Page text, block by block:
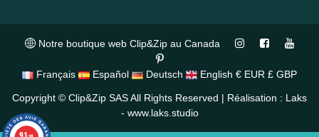
Notre boutique web Clip&Zip au Canada
Français Español Deutsch English € EUR £ GBP
Copyright © Clip&Zip SAS All Rights Reserved | Réalisation : Laks
- www.laks.studio